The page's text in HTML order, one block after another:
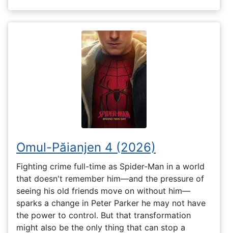
Omul-Păianjen 4 (2026)
Fighting crime full-time as Spider-Man in a world
that doesn't remember him—and the pressure of
seeing his old friends move on without him—
sparks a change in Peter Parker he may not have
the power to control. But that transformation
might also be the only thing that can stop a